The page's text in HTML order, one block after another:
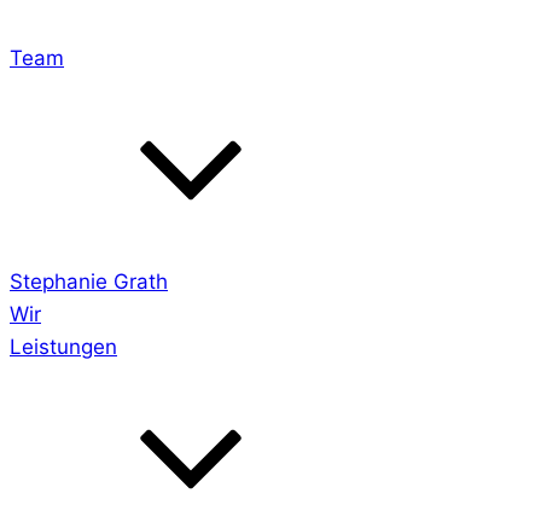
Team
Stephanie Grath
Wir
Leistungen